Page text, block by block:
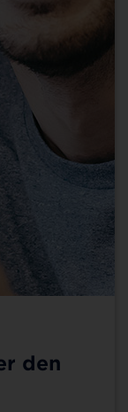
den